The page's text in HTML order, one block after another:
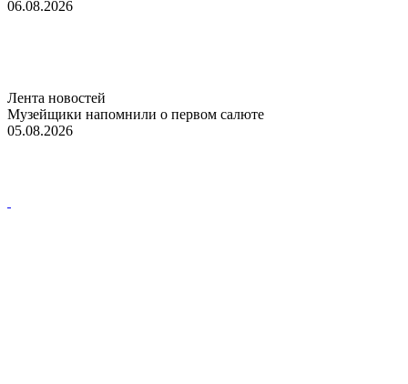
06.08.2026
Лента новостей
Музейщики напомнили о первом салюте
05.08.2026